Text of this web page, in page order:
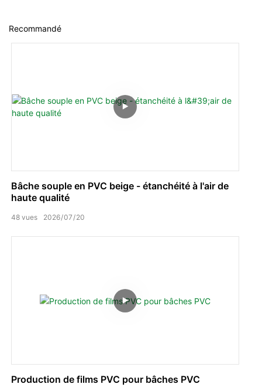
Recommandé
Bâche souple en PVC beige - étanchéité à l'air de
haute qualité
2026 07 20
48 vues
Production de films PVC pour bâches PVC